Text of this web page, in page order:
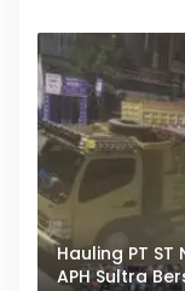
Hauling PT
APH Sultra